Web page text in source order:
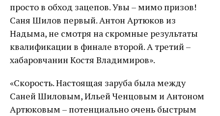
просто в обход зацепов. Увы – мимо призов!
Саня Шилов первый. Антон Артюков из
Надыма, не смотря на скромные результаты
квалификации в финале второй. А третий –
хабаровчанин Костя Владимиров».
«Скорость. Настоящая заруба была между
Саней Шиловым, Ильей Ченцовым и Антоном
Артюковым – потенциально очень быстрым